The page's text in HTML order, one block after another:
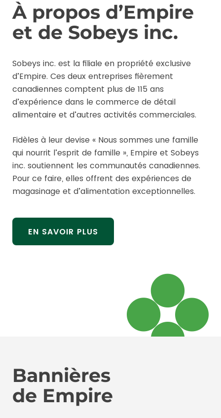
À propos d’Empire
et de Sobeys inc.
Sobeys inc. est la filiale en propriété exclusive
d’Empire. Ces deux entreprises fièrement
canadiennes comptent plus de 115 ans
d’expérience dans le commerce de détail
alimentaire et d’autres activités commerciales.
Fidèles à leur devise « Nous sommes une famille
qui nourrit l’esprit de famille », Empire et Sobeys
inc. soutiennent les communautés canadiennes.
Pour ce faire, elles offrent des expériences de
magasinage et d’alimentation exceptionnelles.
EN SAVOIR PLUS
Bannières
de Empire